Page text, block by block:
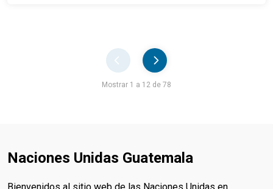
Mostrar 1 a 12 de 78
Naciones Unidas Guatemala